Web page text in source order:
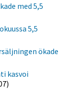
med 5,5
5,5
ökade
kasvoi